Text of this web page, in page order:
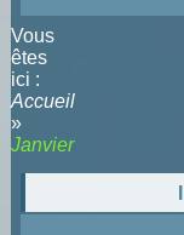
Vous
êtes
ici :
Accueil
»
Janvier